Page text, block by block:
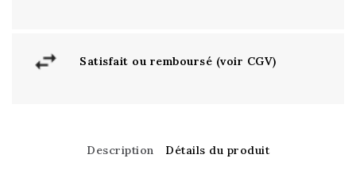
Satisfait ou remboursé (voir CGV)
Description Détails du produit